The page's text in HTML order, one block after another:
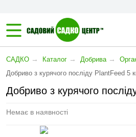
САДКО → Каталог → Добрива →
Добриво з курячого посліду PlantFeed 5
Добриво з курячого
Немає в наявності